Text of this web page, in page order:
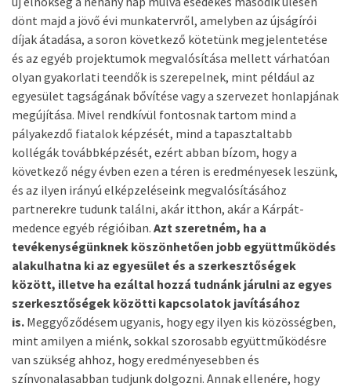
dönt majd a jövő évi munkatervről, amelyben az újságírói
díjak átadása, a soron következő kötetünk megjelentetése
és az egyéb projektumok megvalósítása mellett várhatóan
olyan gyakorlati teendők is szerepelnek, mint például az
egyesület tagságának bővítése vagy a szervezet honlapjának
megújítása. Mivel rendkívül fontosnak tartom mind a
pályakezdő fiatalok képzését, mind a tapasztaltabb
kollégák továbbképzését, ezért abban bízom, hogy a
következő négy évben ezen a téren is eredményesek leszünk,
és az ilyen irányú elképzeléseink megvalósításához
partnerekre tudunk találni, akár itthon, akár a Kárpát-
medence egyéb régióiban. Azt szeretném, ha a
tevékenységünknek köszönhetően jobb együttműködés
alakulhatna ki az egyesület és a szerkesztőségek
között, illetve ha ezáltal hozzá tudnánk járulni az egyes
szerkesztőségek közötti kapcsolatok javításához
is. Meggyőződésem ugyanis, hogy egy ilyen kis közösségben,
mint amilyen a miénk, sokkal szorosabb együttműködésre
van szükség ahhoz, hogy eredményesebben és
színvonalasabban tudjunk dolgozni. Annak ellenére, hogy